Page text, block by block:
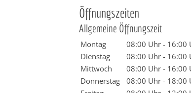
Öffnungszeiten
Allgemeine Öffnungszeit
Montag 08:00 Uhr - 16:00
Dienstag
08:00 Uhr - 16:00
Mittwoch
08:00 Uhr - 16:00
Donnerstag
08:00 Uhr - 18:00